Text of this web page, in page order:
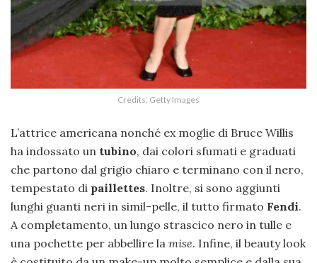
Credits: Getty Images
L’attrice americana nonché ex moglie di Bruce Willis
ha indossato un tubino, dai colori sfumati e graduati
che partono dal grigio chiaro e terminano con il nero,
tempestato di paillettes. Inoltre, si sono aggiunti
lunghi guanti neri in simil-pelle, il tutto firmato Fendi.
A completamento, un lungo strascico nero in tulle e
una pochette per abbellire la mise. Infine, il beauty look